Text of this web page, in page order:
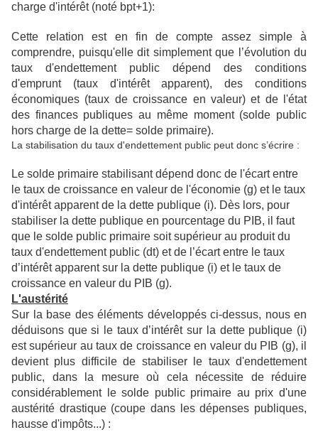
charge d'intérêt (noté bpt+1):
Cette relation est en fin de compte assez simple à
comprendre, puisqu'elle dit simplement que l’évolution du
taux d'endettement public dépend des conditions
d'emprunt (taux d'intérêt apparent), des conditions
économiques (taux de croissance en valeur) et de l'état
des finances publiques au même moment (solde public
hors charge de la dette= solde primaire).
La stabilisation du taux d'endettement public peut donc s’écrire :
Le solde primaire stabilisant dépend donc de l'écart entre
le taux de croissance en valeur de l'économie (g) et le taux
d'intérêt apparent de la dette publique (i). Dès lors, pour
stabiliser la dette publique en pourcentage du PIB, il faut
que le solde public primaire soit supérieur au produit du
taux d'endettement public (dt) et de l’écart entre le taux
d’intérêt apparent sur la dette publique (i) et le taux de
croissance en valeur du PIB (g).
L'austérité
Sur la base des éléments développés ci-dessus, nous en
déduisons que si le taux d’intérêt sur la dette publique (i)
est supérieur au taux de croissance en valeur du PIB (g), il
devient plus difficile de stabiliser le taux d'endettement
public, dans la mesure où cela nécessite de réduire
considérablement le solde public primaire au prix d'une
austérité drastique (coupe dans les dépenses publiques,
hausse d'impôts...) :